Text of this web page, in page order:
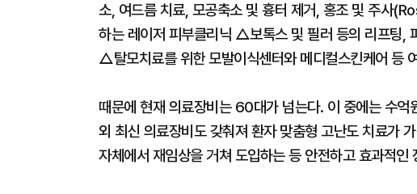
소, 여드름 치료, 모공축소 및 흉터 제거, 홍조 및 주사
하는 레이저 피부클리닉 △보톡스 및 필러 등의 리프팅,
△탈모치료를 위한 모발이식센터와 메디컬스킨케어 등
때문에 현재 의료장비는 60대가 넘는다. 이 중에는 수
외 최신 의료장비도 갖춰져 환자 맞춤형 고난도 치료가
자체에서 재임상을 거쳐 도입하는 등 안전하고 효과적